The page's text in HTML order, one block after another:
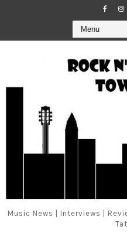
Music News | Interviews |